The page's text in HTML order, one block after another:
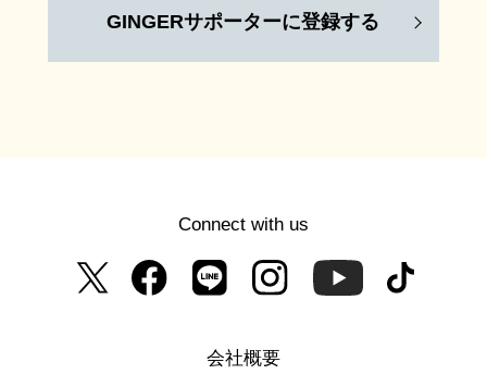
GINGERサポーターに登録する
Connect with us
会社概要